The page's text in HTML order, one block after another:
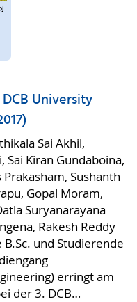
University
Sai Akhil,
Sai Kiran Gundaboina,
Sushanth
Gopal Moram,
Suryanarayana
Rakesh Reddy
B.Sc. und Studierende
erringt am
der 3. DCB…